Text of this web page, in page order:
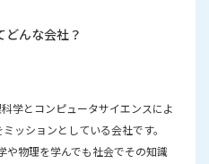
どんな会社？
学とコンピュータサイエンスによ
ッションとしている会社です。
や物理を学んでも社会でその知識